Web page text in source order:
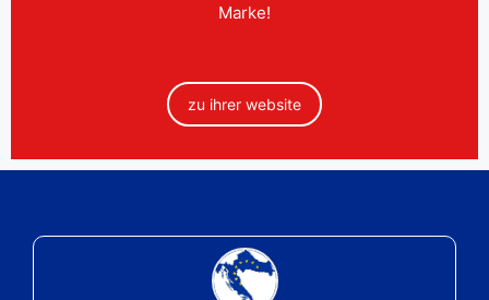
Marke!
zu ihrer website